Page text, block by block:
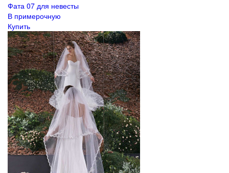
Фата 07 для невесты
В примерочную
Купить